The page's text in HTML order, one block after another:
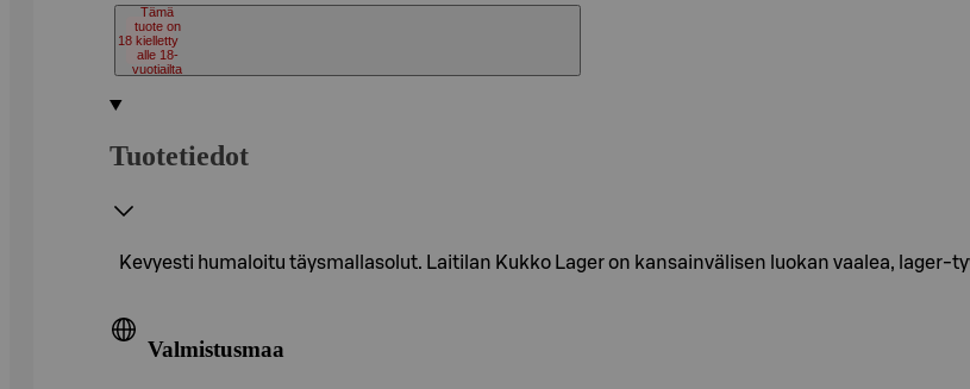
18
Tämä
tuote on
kielletty
alle 18-
vuotiailta
Tuotetiedot
Kevyesti humaloitu täysmallasolut. Laitilan Kukko Lager on kansainvälisen luokan vaalea,
Valmistusmaa